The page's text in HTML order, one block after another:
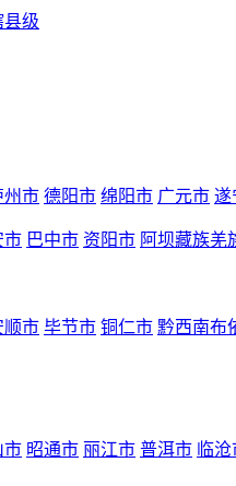
县级
州市 德阳市 绵阳市 广元市 遂
市 巴中市 资阳市 阿坝藏族羌
顺市 毕节市 铜仁市 黔西南布
市 昭通市 丽江市 普洱市 临